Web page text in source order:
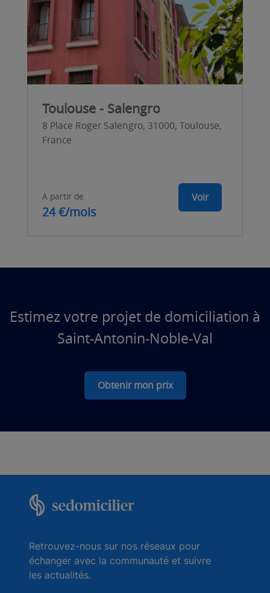
Toulouse - Salengro
8 Place Roger Salengro, 31000, Toulouse,
France
A partir de
24 €/mois
Voir
Estimez votre projet de domiciliation à
Saint-Antonin-Noble-Val
Obtenir mon prix
Retrouvez-nous sur nos réseaux pour
échanger avec la communauté et suivre
les actualités.